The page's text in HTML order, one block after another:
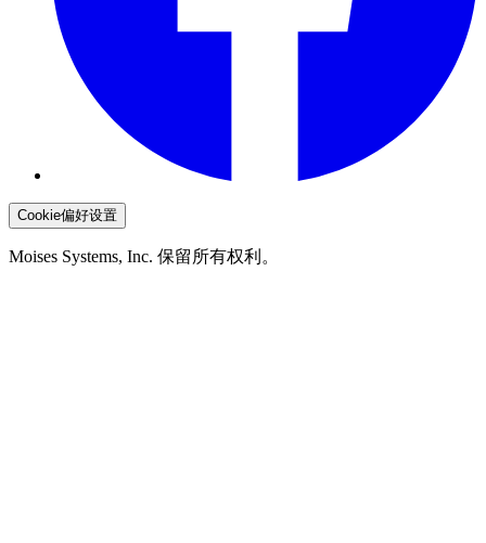
Cookie偏好设置
Moises Systems, Inc. 保留所有权利。